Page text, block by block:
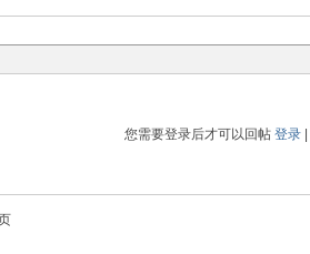
您需要登录后才可以回帖 登录|